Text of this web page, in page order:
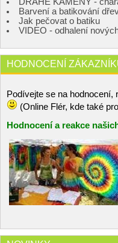
Barvení a batikování
Jak pečovat o batiku
VIDEO - odhalení
HODNOCENÍ
Podívejte se na
(Online Flér, kde také
Hodnocení a reakce